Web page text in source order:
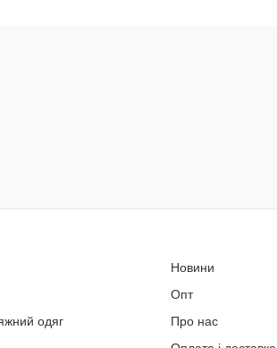
одяг
Новини
Опт
Про нас